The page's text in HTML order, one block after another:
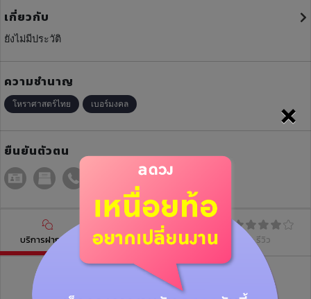
×
เกี่ยวกับ
ยังไม่มีประวัติ
ความชำนาญ
โหราศาสตร์ไทย เบอร์มงคล
ยืนยันตัวตน
บริการฝากดวง บทความ รีวิว
วิดีโอไลฟ์ย้อนหลัง